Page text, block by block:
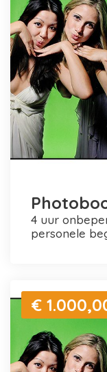
4 uur onbeperkt foto's maken en printen +
personele
€